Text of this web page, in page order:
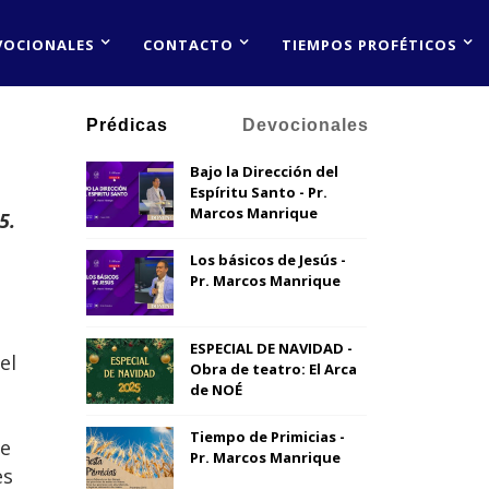
CONTACTO TIEMPOS PROFÉTICOS
Prédicas Devocionales
Bajo la Dirección del
Espíritu Santo - Pr.
Marcos Manrique
Los básicos de Jesús -
Pr. Marcos Manrique
ESPECIAL DE NAVIDAD -
Obra de teatro: El Arca
de NOÉ
Tiempo de Primicias -
Pr. Marcos Manrique